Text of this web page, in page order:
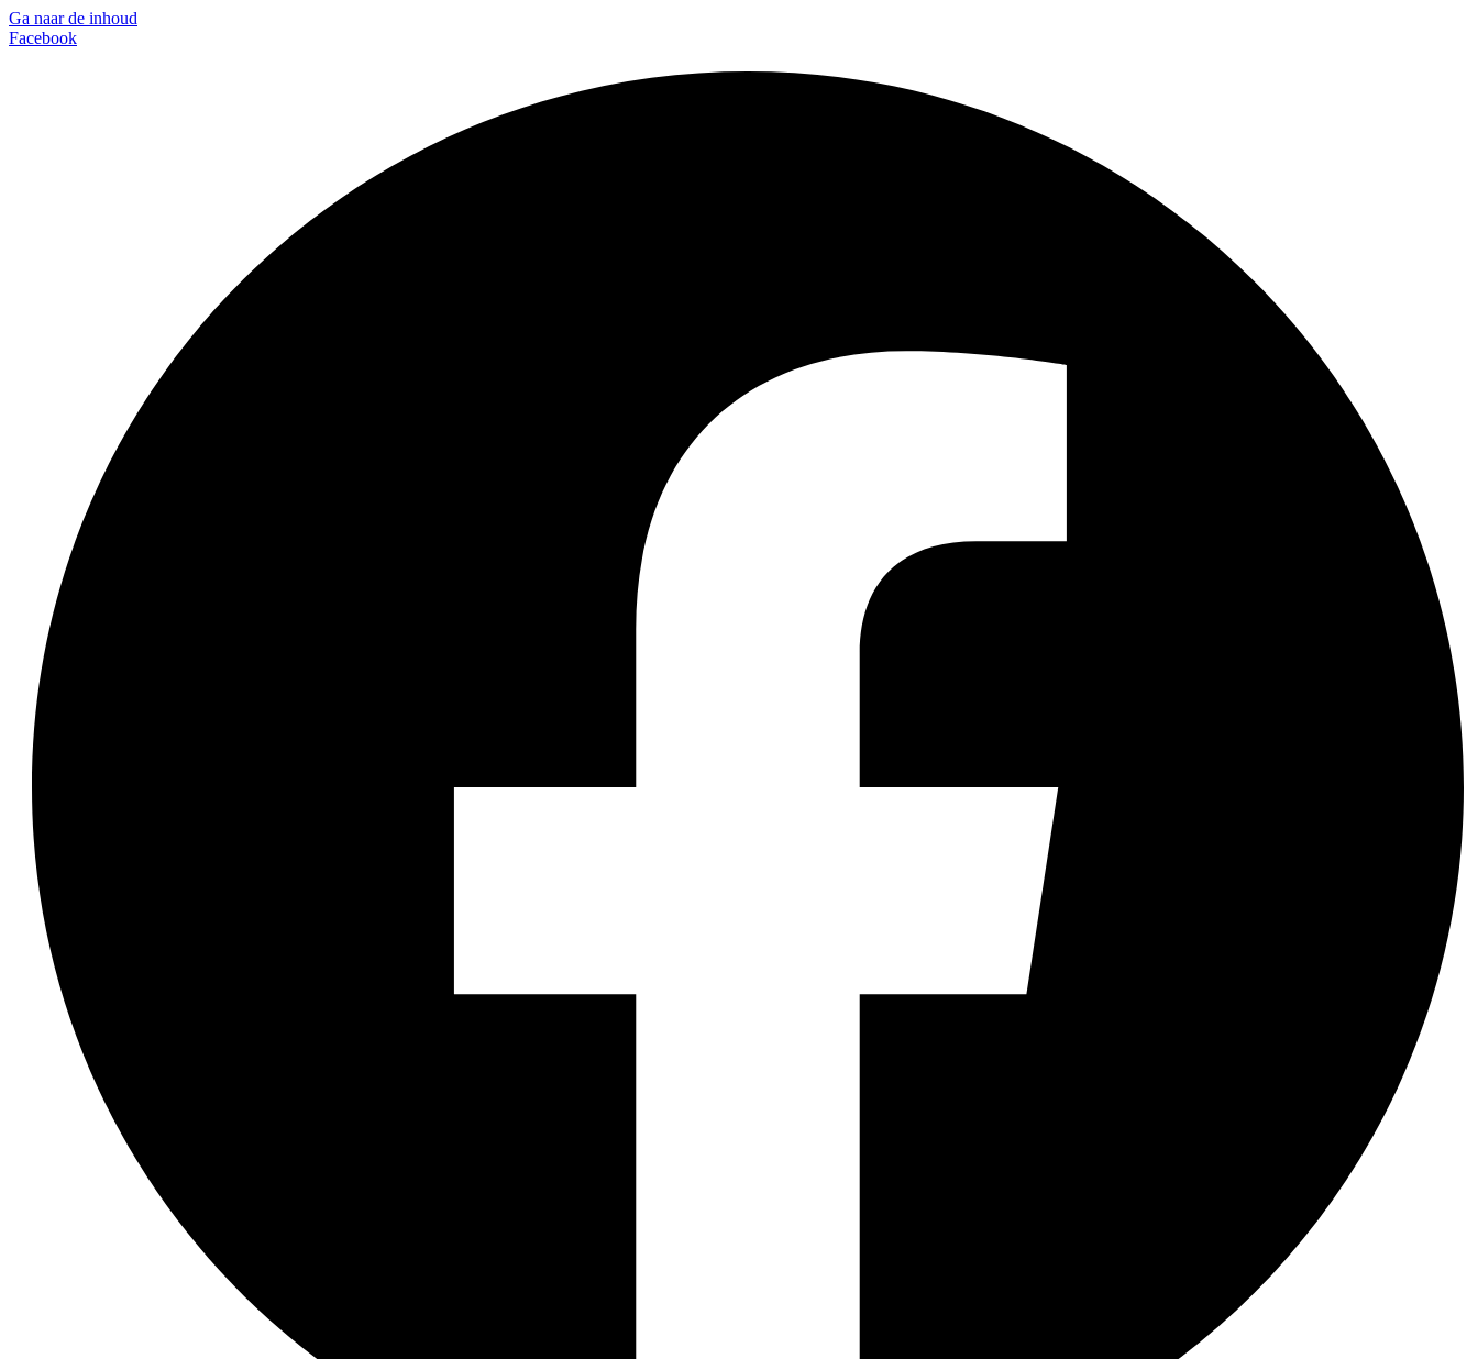
Ga naar de inhoud
Facebook